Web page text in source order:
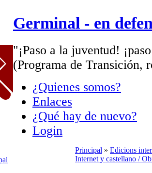
Germinal - en
"¡Paso a la juventud!
(Programa de Transición,
¿Quienes somos?
Enlaces
¿Qué hay de nuevo?
Login
Principal » Edicions
Internet y castellano /